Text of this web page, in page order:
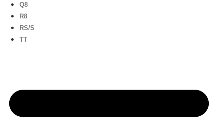
Q8
R8
RS/S
TT